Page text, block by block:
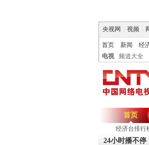
央视网
视频
首页 新闻 经
电视
频道大全
首页
经济台排行
24小时播不停
《环球驿站》20120125 祝福2012-超级魔术师 5